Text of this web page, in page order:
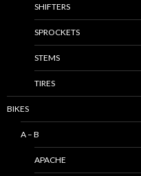
SHIFTERS
SPROCKETS
STEMS
TIRES
BIKES
A – B
APACHE